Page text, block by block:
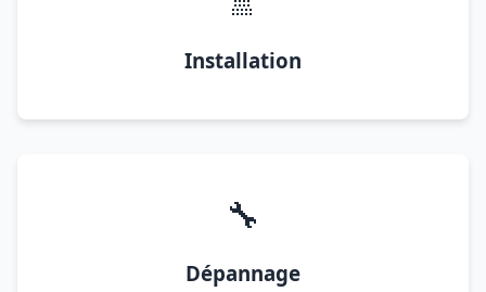
Installation
🔧
Dépannage